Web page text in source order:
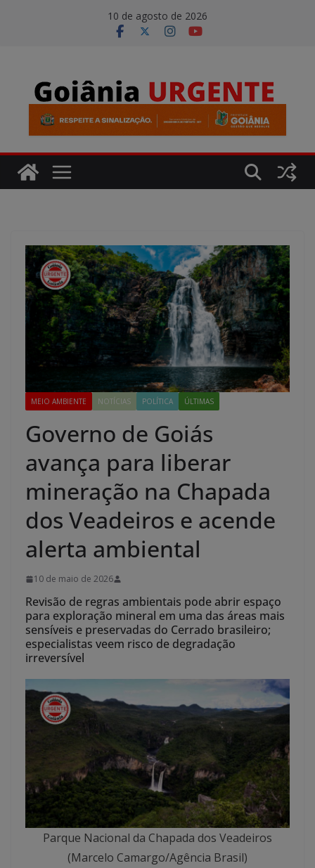
10 de agosto de 2026
MEIO AMBIENTE NOTÍCIAS POLÍTICA ÚLTIMAS
Governo de Goiás
avança para liberar
mineração na Chapada
dos Veadeiros e acende
alerta ambiental
10 de maio de 2026
Revisão de regras ambientais pode abrir espaço
para exploração mineral em uma das áreas mais
sensíveis e preservadas do Cerrado brasileiro;
especialistas veem risco de degradação
irreversível
Parque Nacional da Chapada dos Veadeiros
(Marcelo Camargo/Agência Brasil)
modal-check